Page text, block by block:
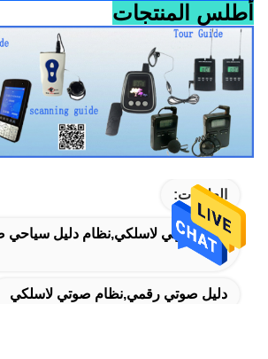
أطلس المنتجات
العلامات:
نظام صوتي لاسلكي,نظام دليل
دليل صوتي رقمي,نظام صوتي لاسلكي